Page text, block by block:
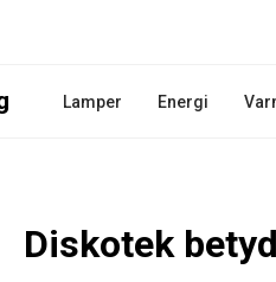
Lamper Energi
Diskotek